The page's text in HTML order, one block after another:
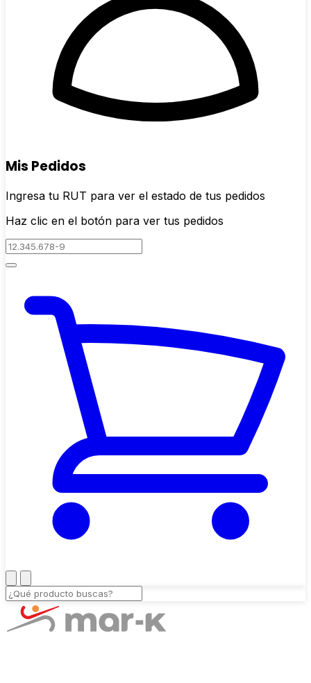
Mis Pedidos
Ingresa tu RUT para ver el estado de tus pedidos
Haz clic en el botón para ver tus pedidos